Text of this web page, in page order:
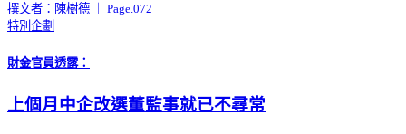
撰文者：陳樹德 ｜ Page.072
特別企劃
財金官員透露：
上個月中企改選董監事就已不尋常